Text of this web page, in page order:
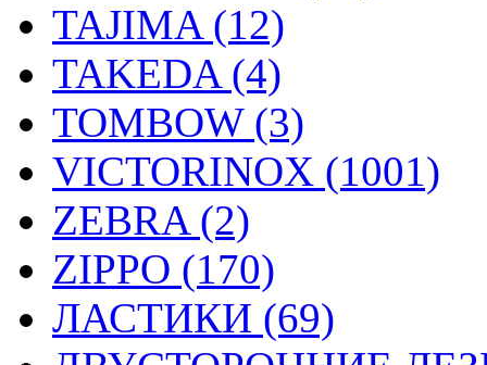
TAJIMA (12)
TAKEDA (4)
TOMBOW (3)
VICTORINOX (1001)
ZEBRA (2)
ZIPPO (170)
ЛАСТИКИ (69)